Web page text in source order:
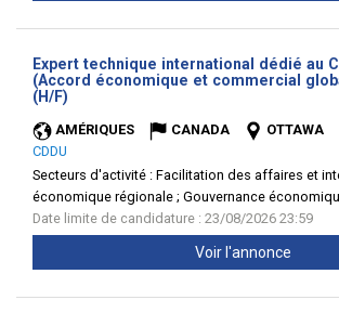
Expert technique international dédié au
(Accord économique et commercial
(H/F)
AMÉRIQUES CANADA
OTTAWA
CDDU
Secteurs d'activité : Facilitation des affaires et
économique régionale ; Gouvernance
Date limite de candidature : 23/08/2026 23:59
Voir l'annonce